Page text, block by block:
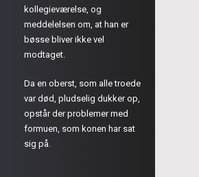
kollegieværelse, og
meddelelsen om, at han er
bøsse bliver ikke vel
modtaget.
Da en oberst, som alle troede
var død, pludselig dukker op,
opstår der problemer med
formuen, som konen har sat
sig på.